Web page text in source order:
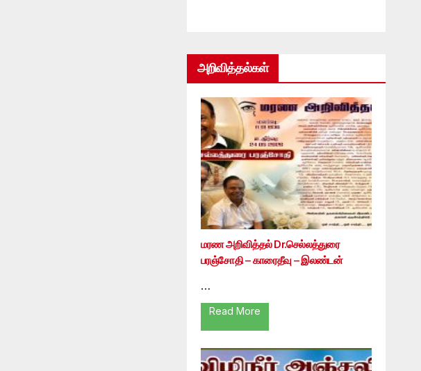
அறிவித்தல்கள்
மரண அறிவித்தல் Dr.செல்லத்துரை
பரஞ்சோதி – காரைதீவு – இலண்டன்
…
Read More